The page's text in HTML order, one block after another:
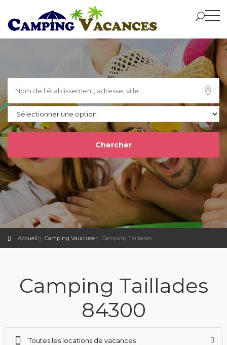
Accueil Camping Vaucluse Camping Taillades
Camping Taillades
84300
Toutes les locations de vacances